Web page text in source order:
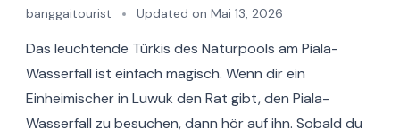
banggaitourist Updated on Mai 13, 2026
Das leuchtende Türkis des Naturpools am Piala-
Wasserfall ist einfach magisch. Wenn dir ein
Einheimischer in Luwuk den Rat gibt, den Piala-
Wasserfall zu besuchen, dann hör auf ihn. Sobald du